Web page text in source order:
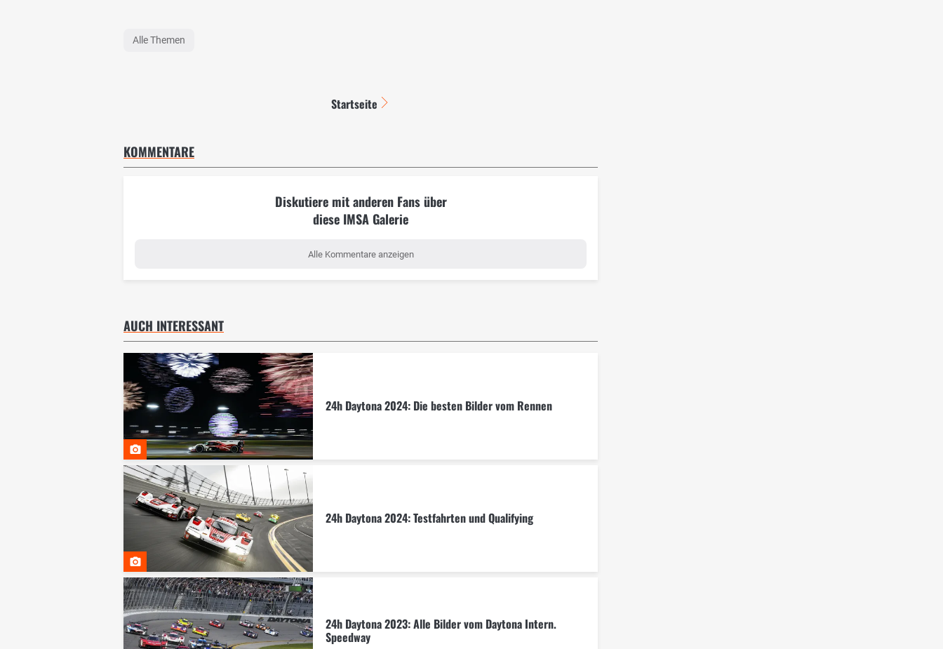
Alle Themen
Startseite
KOMMENTARE
Diskutiere mit anderen Fans über
diese IMSA Galerie
Alle Kommentare anzeigen
AUCH INTERESSANT
24h Daytona 2024: Die besten Bilder vom Rennen
24h Daytona 2024: Testfahrten und Qualifying
24h Daytona 2023: Alle Bilder vom Daytona Intern.
Speedway